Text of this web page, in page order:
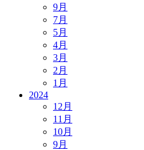
9月
7月
5月
4月
3月
2月
1月
2024
12月
11月
10月
9月